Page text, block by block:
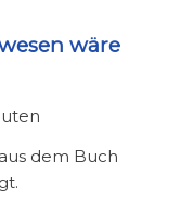
wäre
dem Buch